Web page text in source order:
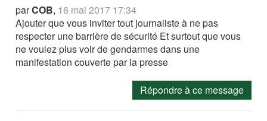
parCOB, 16 mai 2017 17:34
Ajouter que vous inviter tout journaliste à ne pas
respecter une barrière de sécurité Et surtout que vous
ne voulez plus voir de gendarmes dans une
manifestation couverte par la presse
Répondre à ce message